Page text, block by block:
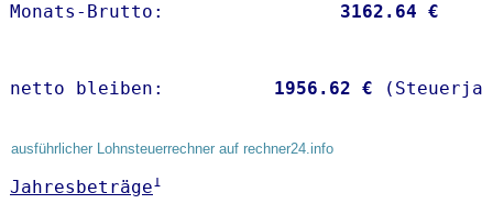
Monats-Brutto: 3162.64 €
netto bleiben: 1956.62 €
ausführlicher Lohnsteuerrechner auf rechner24.info
Jahresbeträge1